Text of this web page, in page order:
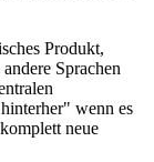
Produkt,
Sprachen
wenn es
neue